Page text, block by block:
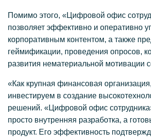
Помимо этого, «Цифровой офис
позволяет эффективно и оперативно
корпоративным контентом, а также
геймификации, проведения опросов,
развития нематериальной мотивации
«Как крупная финансовая
инвестируем в создание
решений. «Цифровой офис
просто внутренняя разработка, а
продукт. Его эффективность